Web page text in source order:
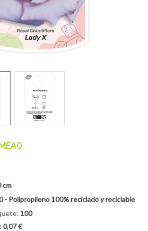
cm
- Polipropileno 100% reciclado y reciclable
100
0,07 €